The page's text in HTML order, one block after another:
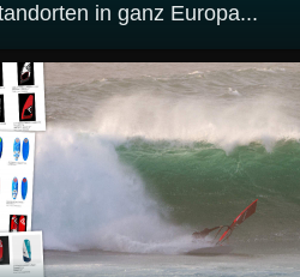
in ganz Europa...